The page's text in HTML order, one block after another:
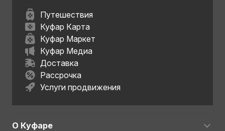
Путешествия
Куфар Карта
Куфар Маркет
Куфар Медиа
Доставка
Рассрочка
Услуги продвижения
О Куфаре